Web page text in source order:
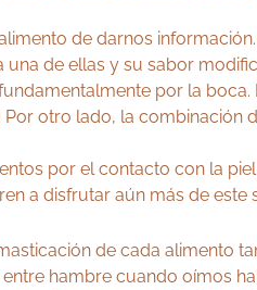
de darnos
de ellas y su sabor
por la boca.
otro lado, la
por el contacto con la
a disfrutar aún más de este
de cada alimento
hambre cuando oímos